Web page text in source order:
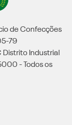
de Confecções
79
Distrito Industrial
- Todos os